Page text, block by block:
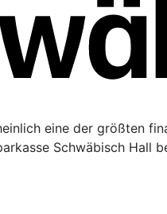
eine der größten
Schwäbisch Hall